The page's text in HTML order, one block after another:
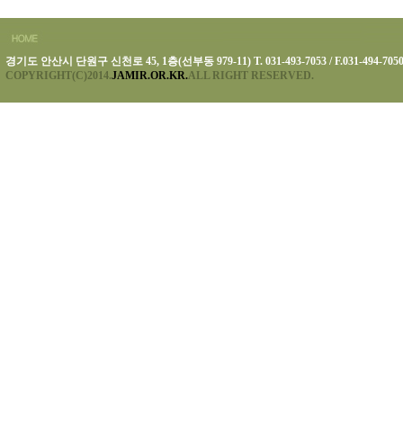
경기도 안산시 단원구 신천로 45, 1층(선부동 979-11) T. 031-493-7053 / F.031-494-7050
COPYRIGHT(C)2014.JAMIR.OR.KR.ALL RIGHT RESERVED.